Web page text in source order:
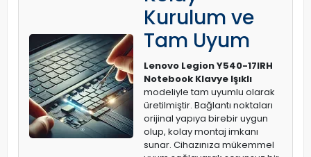
Kurulum ve
Tam Uyum
Lenovo Legion Y540-17IRH
Notebook Klavye Işıklı
modeliyle tam uyumlu olarak
üretilmiştir. Bağlantı noktaları
orijinal yapıya birebir uygun
olup, kolay montaj imkanı
sunar. Cihazınıza mükemmel